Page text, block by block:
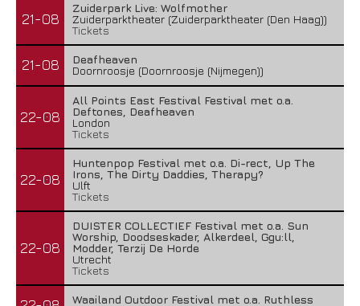
21-08
Zuiderpark Live: Wolfmother
Zuiderparktheater (Zuiderparktheater (Den Haag))
Tickets
21-08
Deafheaven
Doornroosje (Doornroosje (Nijmegen))
22-08
All Points East Festival Festival met o.a.
Deftones, Deafheaven
London
Tickets
22-08
Huntenpop Festival met o.a. Di-rect, Up The
Irons, The Dirty Daddies, Therapy?
Ulft
Tickets
22-08
DUISTER COLLECTIEF Festival met o.a. Sun
Worship, Doodseskader, Alkerdeel, Ggu:ll,
Modder, Terzij De Horde
Utrecht
Tickets
Waailand Outdoor Festival met o.a. Ruthless